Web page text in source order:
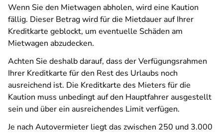
Wenn Sie den Mietwagen abholen, wird eine Kaution
fällig. Dieser Betrag wird für die Mietdauer auf Ihrer
Kreditkarte geblockt, um eventuelle Schäden am
Mietwagen abzudecken.
Achten Sie deshalb darauf, dass der Verfügungsrahmen
Ihrer Kreditkarte für den Rest des Urlaubs noch
ausreichend ist. Die Kreditkarte des Mieters für die
Kaution muss unbedingt auf den Hauptfahrer ausgestellt
sein und über ein ausreichendes Limit verfügen.
Je nach Autovermieter liegt das zwischen 250 und 3.000